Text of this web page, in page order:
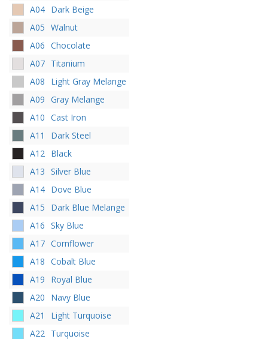
A04 Dark Beige
A05 Walnut
A06 Chocolate
A07 Titanium
A08
Light Gray Melange
A09 Gray Melange
A10 Cast Iron
A11
Dark Steel
A12 Black
A13 Silver Blue
A14 Dove Blue
A15
Dark Blue Melange
A16 Sky Blue
A17 Cornflower
A18 Cobalt Blue
A19
Royal Blue
A20
Navy Blue
A21
Light Turquoise
A22 Turquoise